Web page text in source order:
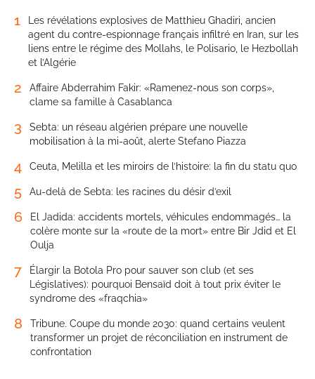
1
Les révélations explosives de Matthieu Ghadiri, ancien
agent du contre-espionnage français infiltré en Iran, sur les
liens entre le régime des Mollahs, le Polisario, le Hezbollah
et l’Algérie
2
Affaire Abderrahim Fakir: «Ramenez-nous son corps»,
clame sa famille à Casablanca
3
Sebta: un réseau algérien prépare une nouvelle
mobilisation à la mi-août, alerte Stefano Piazza
4 Ceuta, Melilla et les miroirs de l’histoire: la fin du statu quo
5 Au-delà de Sebta: les racines du désir d’exil
6
El Jadida: accidents mortels, véhicules endommagés… la
colère monte sur la «route de la mort» entre Bir Jdid et El
Oulja
7
Élargir la Botola Pro pour sauver son club (et ses
Législatives): pourquoi Bensaïd doit à tout prix éviter le
syndrome des «fraqchia»
8
Tribune. Coupe du monde 2030: quand certains veulent
transformer un projet de réconciliation en instrument de
confrontation